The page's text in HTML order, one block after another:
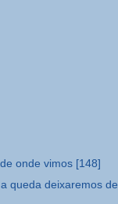
onde vimos [148]
queda deixaremos de